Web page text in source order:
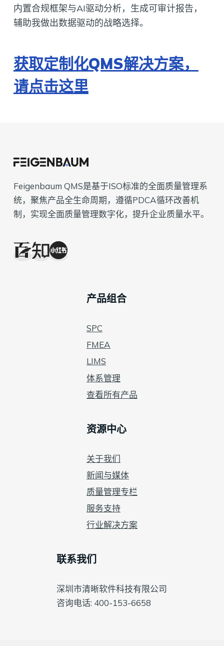
内置合规框架与AI驱动分析，生成可审计报告，
辅助我做出数据驱动的战略选择。
获取定制化QMS解决方案，
请点击这里
Feigenbaum QMS是基于ISO标准的全面质量管理系
统，聚焦产品全生命周期，遵循PDCA循环改善机
制，实现全面质量管理数字化，提升企业质量水平。
产品组合
SPC
FMEA
LIMS
体系管理
查看所有产品
资源中心
关于我们
新闻与媒体
质量管理专栏
服务支持
行业解决方案
联系我们
深圳市清晰软件科技有限公司
咨询电话: 400-153-6658